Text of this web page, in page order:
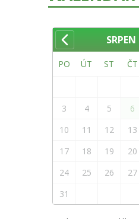
SRPEN
PO ÚT ST ČT
3
4 5 6
10
11 12 13
17
18 19 20
24
25 26 27
31